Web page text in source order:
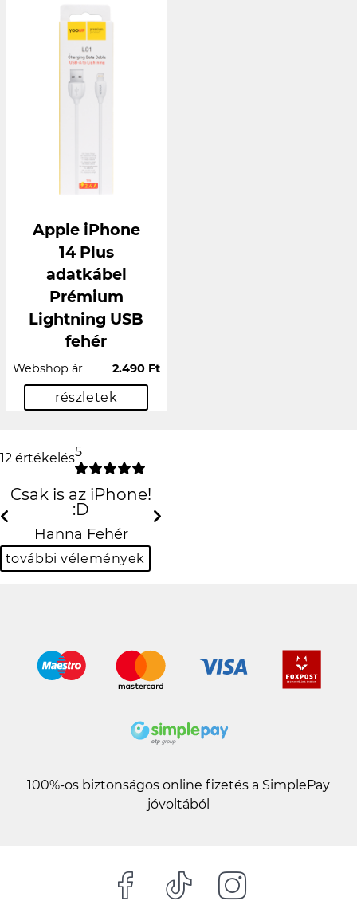
Apple iPhone
14 Plus
adatkábel
Prémium
Lightning USB
fehér
Webshop ár 2.490 Ft
részletek
12 értékelés5
Csak is az iPhone! :D
Previous
további vélemények
100%-os biztonságos online fizetés a SimplePay
jóvoltából